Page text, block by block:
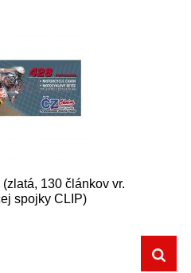
130 článkov vr.
spojky CLIP)